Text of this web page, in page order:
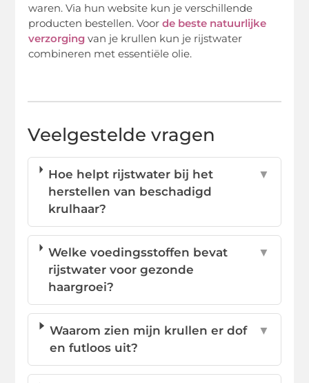
waren. Via hun website kun je verschillende
producten bestellen. Voorde beste natuurlijke
verzorging van je krullen kun je rijstwater
combineren met essentiële olie.
Veelgestelde vragen
Hoe helpt rijstwater bij het
herstellen van beschadigd
krulhaar?
▼
Welke voedingsstoffen bevat
rijstwater voor gezonde
haargroei?
▼
Waarom zien mijn krullen er dof
en futloos uit?
▼